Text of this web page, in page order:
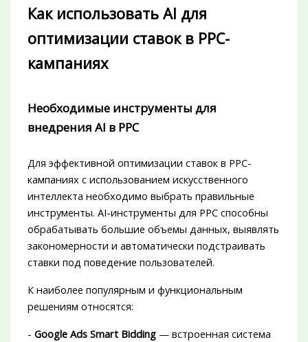
Как использовать AI для
оптимизации ставок в PPC-
кампаниях
Необходимые инструменты для
внедрения AI в PPC
Для эффективной оптимизации ставок в PPC-
кампаниях с использованием искусственного
интеллекта необходимо выбрать правильные
инструменты. AI-инструменты для PPC способны
обрабатывать большие объемы данных, выявлять
закономерности и автоматически подстраивать
ставки под поведение пользователей.
К наиболее популярным и функциональным
решениям относятся:
- Google Ads Smart Bidding— встроенная система